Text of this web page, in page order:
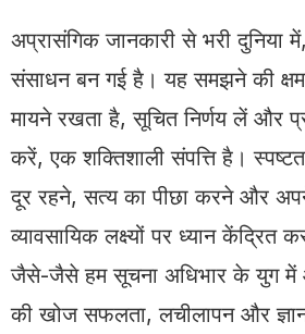
अप्रासंगिक जानकारी से भरी दुनिया
संसाधन बन गई है। यह समझने की
मायने रखता है, सूचित निर्णय लें और
करें, एक शक्तिशाली संपत्ति है।
दूर रहने, सत्य का पीछा करने और
व्यावसायिक लक्ष्यों पर ध्यान केंद्रित
जैसे-जैसे हम सूचना अधिभार के युग में
की खोज सफलता, लचीलापन और